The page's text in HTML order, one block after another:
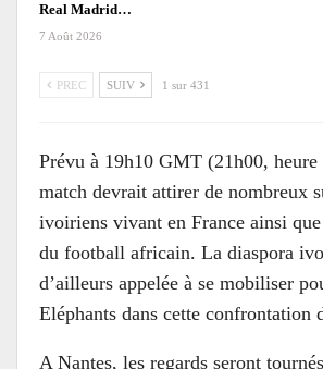
Real Madrid…
7 Août 2026
PREC SUIV 1 sur 431
Prévu à 19h10 GMT (21h00, heure
match devrait attirer de nombreux
ivoiriens vivant en France ainsi que
du football africain. La diaspora
d’ailleurs appelée à se mobiliser
Eléphants dans cette confrontation
A Nantes, les regards seront